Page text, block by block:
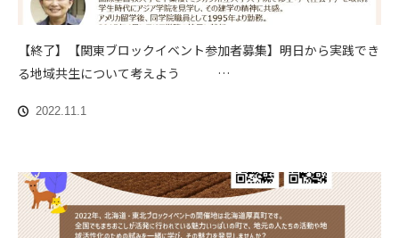
【終了】【関東ブロックイベント参加者募集】明日から実践でき
る地域共生について考えよう …
2022.11.1